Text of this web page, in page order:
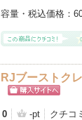
容量・税込価格：
RJブーストク
グサイトへ
0 -pt クチコ